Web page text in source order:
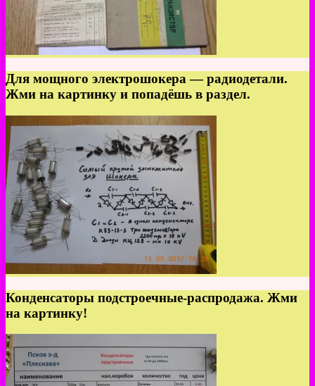
Для мощного электрошокера — радиодетали.
Жми на картинку и попадёшь в раздел.
Конденсаторы подстроечные-распродажа. Жми
на картинку!